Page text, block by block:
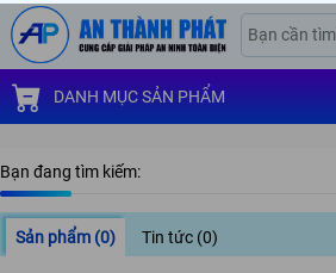
DANH MỤC SẢN PHẨM
Bạn đang tìm kiếm:
Sản phẩm (0) Tin tức (0)